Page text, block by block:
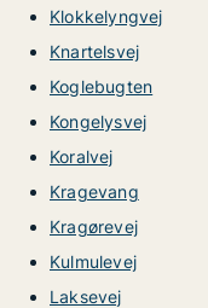
Klokkelyngvej
Knartelsvej
Koglebugten
Kongelysvej
Koralvej
Kragevang
Kragørevej
Kulmulevej
Laksevej